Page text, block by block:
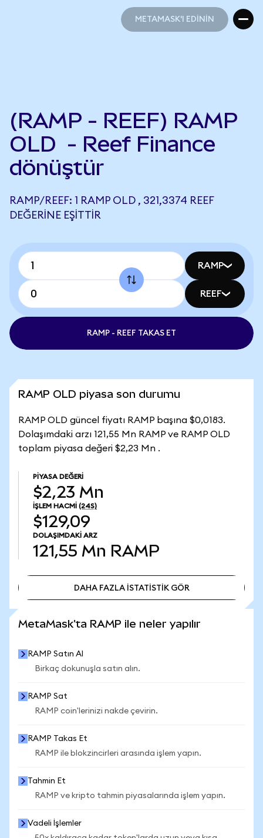
METAMASK'I EDİNİN
(RAMP - REEF) RAMP
OLD - Reef Finance
dönüştür
RAMP/REEF: 1 RAMP OLD , 321,3374 REEF
DEĞERINE EŞITTIR
RAMP
REEF
RAMP - REEF TAKAS ET
RAMP OLD piyasa son durumu
RAMP OLD güncel fiyatı RAMP başına $0,0183.
Dolaşımdaki arzı 121,55 Mn RAMP ve RAMP OLD
toplam piyasa değeri $2,23 Mn .
PIYASA DEĞERI
$2,23 Mn
İŞLEM HACMI (24S)
$129,09
DOLAŞIMDAKI ARZ
121,55 Mn RAMP
DAHA FAZLA İSTATİSTİK GÖR
MetaMask'ta RAMP ile neler yapılır
RAMP Satın Al
Birkaç dokunuşla satın alın.
RAMP Sat
RAMP coin'lerinizi nakde çevirin.
RAMP Takas Et
RAMP ile blokzincirleri arasında işlem yapın.
Tahmin Et
RAMP ve kripto tahmin piyasalarında işlem yapın.
Vadeli İşlemler